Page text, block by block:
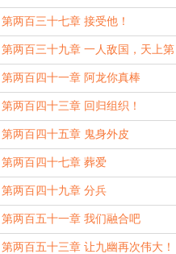
力！（4000字大章！）
第两百三十七章 接受他！
第两百三十九章 一人敌国，天上第
一！
第两百四十一章 阿龙你真棒
第两百四十三章 回归组织！
第两百四十五章 鬼身外皮
第两百四十七章 葬爱
第两百四十九章 分兵
第两百五十一章 我们融合吧
第两百五十三章 让九幽再次伟大！